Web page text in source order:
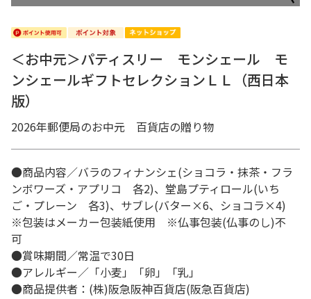
＜お中元＞パティスリー モンシェール モ
ンシェールギフトセレクションＬＬ（西日本
版）
2026年郵便局のお中元 百貨店の贈り物
●商品内容／バラのフィナンシェ(ショコラ・抹茶・フラ
ンボワーズ・アプリコ 各2)、堂島プティロール(いち
ご・プレーン 各3)、サブレ(バター×6、ショコラ×4)
※包装はメーカー包装紙使用 ※仏事包装(仏事のし)不
可
●賞味期間／常温で30日
●アレルギー／「小麦」「卵」「乳」
●商品提供者：(株)阪急阪神百貨店(阪急百貨店)